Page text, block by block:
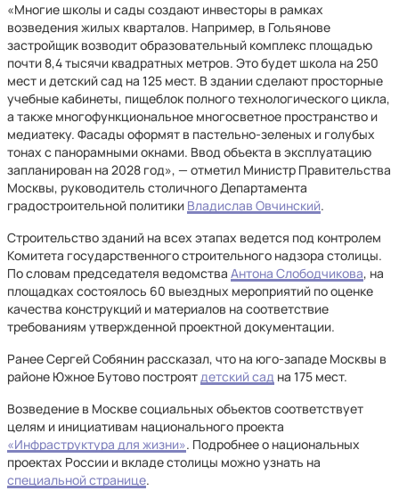
«Многие школы и сады создают инвесторы в рамках
возведения жилых кварталов. Например, в Гольянове
застройщик возводит образовательный комплекс площадью
почти 8,4 тысячи квадратных метров. Это будет школа на 250
мест и детский сад на 125 мест. В здании сделают просторные
учебные кабинеты, пищеблок полного технологического цикла,
а также многофункциональное многосветное пространство и
медиатеку. Фасады оформят в пастельно-зеленых и голубых
тонах с панорамными окнами. Ввод объекта в эксплуатацию
запланирован на 2028 год», — отметил Министр Правительства
Москвы, руководитель столичного Департамента
градостроительной политики Владислав Овчинский.
Строительство зданий на всех этапах ведется под контролем
Комитета государственного строительного надзора столицы.
По словам председателя ведомства Антона Слободчикова, на
площадках состоялось 60 выездных мероприятий по оценке
качества конструкций и материалов на соответствие
требованиям утвержденной проектной документации.
Ранее Сергей Собянин рассказал, что на юго-западе Москвы в
районе Южное Бутово построятдетский сад на 175 мест.
Возведение в Москве социальных объектов соответствует
целям и инициативам национального проекта
«Инфраструктура для жизни». Подробнее о национальных
проектах России и вкладе столицы можно узнать на
специальной странице.